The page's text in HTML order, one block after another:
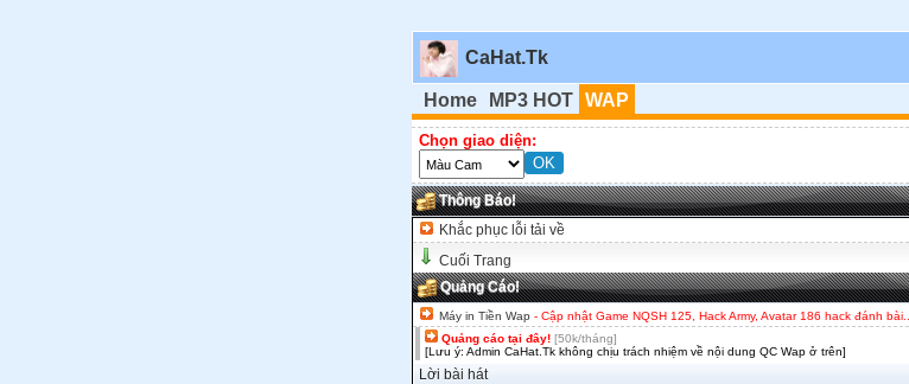
CaHat.Tk
Home MP3 HOT WAP
Chọn giao diện:
Thông Báo!
Khắc phục lỗi tải về
Cuối Trang
Quảng Cáo!
Máy in Tiền Wap - Cập nhật Game NQSH 125, Hack Army, Avatar 186 hack đánh bài...
Quảng cáo tại đây! [50k/tháng]
[Lưu ý: Admin CaHat.Tk không chịu trách nhiệm về nội dung QC Wap ở trên]
Lời bài hát